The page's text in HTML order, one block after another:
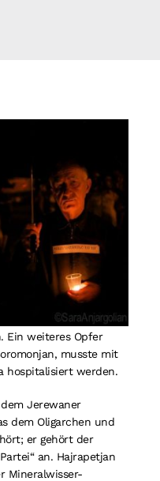
Ein weiteres Opfer
musste mit
hospitalisiert werden.
Jerewaner
dem Oligarchen und
er gehört der
an. Hajrapetjan
Mineralwisser-